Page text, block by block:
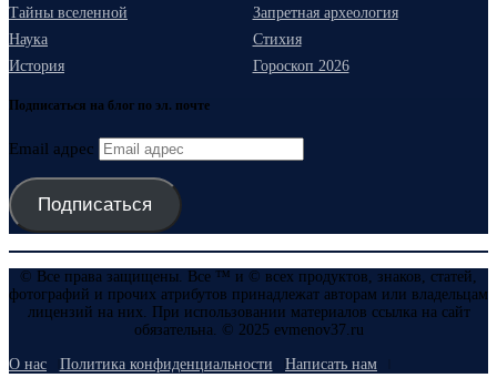
Тайны вселенной
Запретная археология
Наука
Стихия
История
Гороскоп 2026
Подписаться на блог по эл. почте
Email адрес
Подписаться
© Все права защищены. Все ™ и © всех продуктов, знаков, статей,
фотографий и прочих атрибутов принадлежат авторам или владельцам
лицензий на них. При использовании материалов ссылка на сайт
обязательна. © 2025 evmenov37.ru
О нас Политика конфиденциальности Написать нам